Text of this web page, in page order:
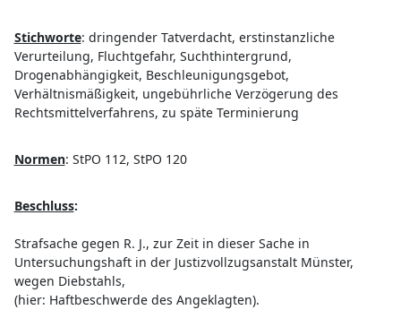
Stichworte: dringender Tatverdacht, erstinstanzliche
Verurteilung, Fluchtgefahr, Suchthintergrund,
Drogenabhängigkeit, Beschleunigungsgebot,
Verhältnismäßigkeit, ungebührliche Verzögerung des
Rechtsmittelverfahrens, zu späte Terminierung
Normen: StPO 112, StPO 120
Beschluss:
Strafsache gegen R. J., zur Zeit in dieser Sache in
Untersuchungshaft in der Justizvollzugsanstalt Münster,
wegen Diebstahls,
(hier: Haftbeschwerde des Angeklagten).